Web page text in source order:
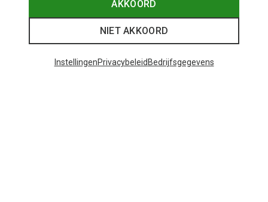
AKKOORD
NIET AKKOORD
InstellingenPrivacybeleid Bedrijfsgegevens